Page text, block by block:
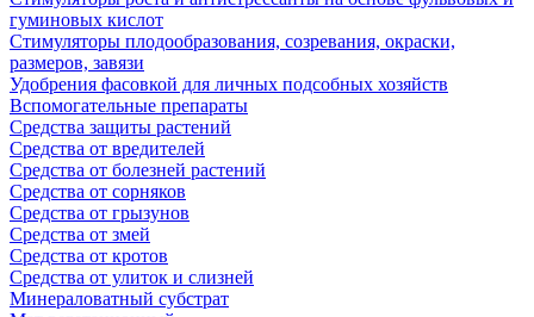
гуминовых кислот
Стимуляторы плодообразования, созревания, окраски,
размеров, завязи
Удобрения фасовкой для личных подсобных хозяйств
Вспомогательные препараты
Средства защиты растений
Средства от вредителей
Средства от болезней растений
Средства от сорняков
Средства от грызунов
Средства от змей
Средства от кротов
Средства от улиток и слизней
Минераловатный субстрат